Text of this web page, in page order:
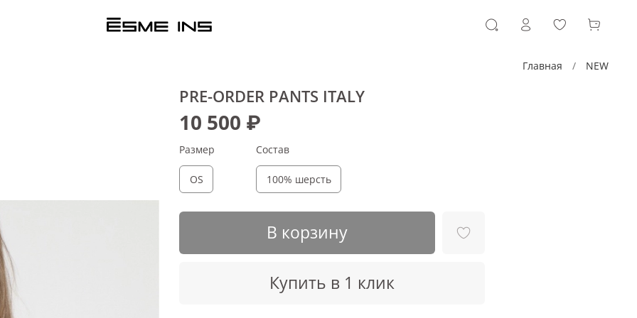
Главная NEW
PRE-ORDER PANTS ITALY
10 500 ₽
В корзину
Купить в 1 клик
Размер
OS
Состав
100% шерсть